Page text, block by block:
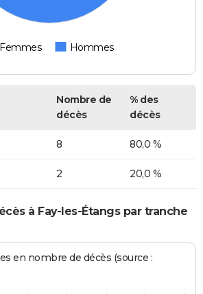
Femmes Hommes
Nombre de
décès
% des
décès
8 80,0 %
2 20,0 %
à Fay-les-Étangs par tranche
en nombre de décès (source :